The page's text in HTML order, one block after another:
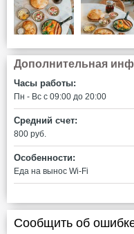
Дополнительная
Часы работы:
Пн - Вс c 09:00 до 20:00
Средний счет:
800 руб.
Особенности:
Еда на вынос Wi-Fi
Сообщить об